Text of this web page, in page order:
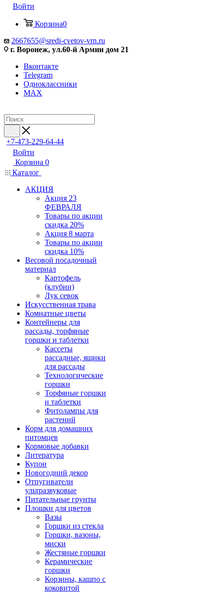
Войти
Корзина0
2667655@sredi-cvetov-vrn.ru
г. Воронеж, ул.60-й Армии дом 21
Вконтакте
Telegram
Одноклассники
MAX
+7-473-229-64-44
Войти
Корзина 0
Каталог
АКЦИЯ
Акция 23
ФЕВРАЛЯ
Товары по акции
скидка 20%
Акция 8 марта
Товары по акции
скидка 10%
Весовой посадочный
материал
Картофель
(клубни)
Лук севок
Искусственная трава
Комнатные цветы
Контейнеры для
рассады, торфяные
горшки и таблетки
Кассеты
рассадные, ящики
для рассады
Технологические
горшки
Торфяные горшки
и таблетки
Фитолампы для
растений
Корм для домашних
питомцев
Кормовые добавки
Литература
Купон
Новогодний декор
Отпугиватели
ультразвуковые
Питательные грунты
Плошки для цветов
Вазы
Горшки из стекла
Горшки, вазоны,
миски
Жестяные горшки
Керамические
горшки
Корзины, кашпо с
коковитой